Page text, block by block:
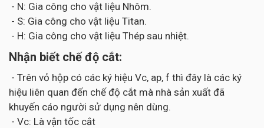
- N: Gia công cho vật liệu Nhôm.
- S: Gia công cho vật liệu Titan.
- H: Gia công cho vật liệu Thép sau nhiệt.
Nhận biết chế độ cắt:
- Trên vỏ hộp có các ký hiệu Vc, ap, f thì đây là các ký
hiệu liên quan đến chế độ cắt mà nhà sản xuất đã
khuyến cáo người sử dụng nên dùng.
- Vc: Là vận tốc cắt